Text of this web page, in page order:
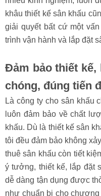
dịch vụ cho thuê sân
nghiệp, giàu kinh
nhiệt huyết luôn là điều
mong muốn.
Đội ngũ nhân sự của
nhiều kinh nghiệm, luôn
khâu thiết kế sân khấu
giải quyết bất cứ một
trình vận hành và lắp đặt
Đảm bảo thiết kế,
chóng, đúng tiến
Là công ty cho sân khấu